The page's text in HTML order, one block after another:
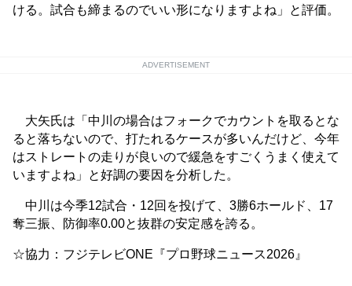
ける。試合も締まるのでいい形になりますよね」と評価。
ADVERTISEMENT
大矢氏は「中川の場合はフォークでカウントを取るとな
ると落ちないので、打たれるケースが多いんだけど、今年
はストレートの走りが良いので緩急をすごくうまく使えて
いますよね」と好調の要因を分析した。
中川は今季12試合・12回を投げて、3勝6ホールド、17
奪三振、防御率0.00と抜群の安定感を誇る。
☆協力：フジテレビONE『プロ野球ニュース2026』